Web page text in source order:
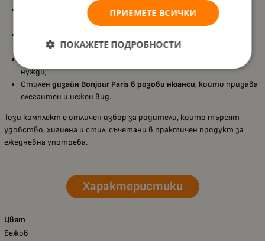
иновативна кутийка, подходяща за съхранение и
стерилизация в микровълнова фурна;
ефективно почистване;
нужди;
Стилен дизайн Bonjour Paris в розови нюанси, който придава
елегантен и нежен вид.
Този комплект е отличен избор за родители, които търсят
удобство, хигиена и стил, съчетани в практичен продукт за
ежедневна употреба.
Характеристики
Цвят
Бежов
ПРИЕМЕТЕ ВСИЧКИ
ПОКАЖЕТЕ ПОДРОБНОСТИ